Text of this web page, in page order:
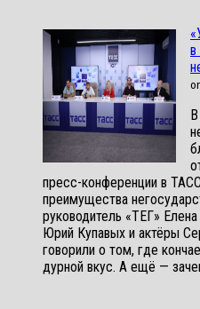
в
пресс-конференции в
преимущества
руководитель «ТЕГ»
Юрий Купавых и актёры
говорили о том, где
дурной вкус. А ещё —